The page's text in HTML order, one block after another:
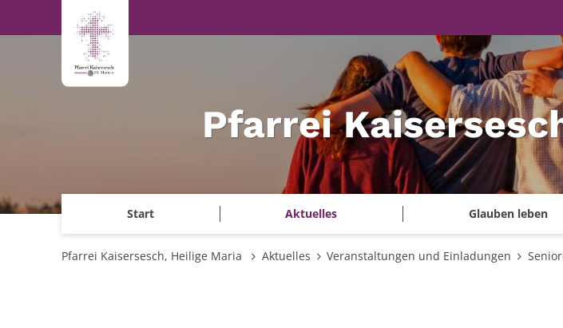
Zum Inhalt springen
Pfarrei
Start Aktuelles Glauben leben
Pfarrei Kaisersesch, Heilige Maria Aktuelles Veranstaltungen und Einladungen